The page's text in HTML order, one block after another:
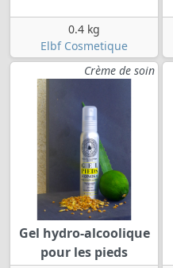
0.4 kg
Elbf Cosmetique
Crème de soin
Gel hydro-alcoolique
pour les pieds